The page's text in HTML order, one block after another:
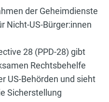
der Geheimdienste
Nicht-US-Bürger:innen
28 (PPD-28) gibt
Rechtsbehelfe
US-Behörden und sieht
Sicherstellung